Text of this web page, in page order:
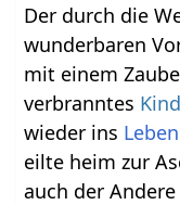
Der durch die
wunderbaren
mit einem
verbranntes Kind
wieder ins Leben
eilte heim zur
auch der